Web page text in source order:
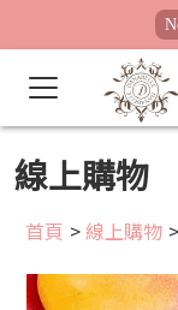
線上購物
首頁 >線上購物 >